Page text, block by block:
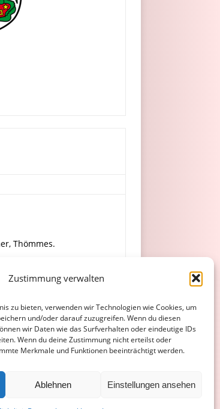
Zustimmung verwalten
zu bieten, verwenden wir Technologien wie Cookies, um
und/oder darauf zuzugreifen. Wenn du diesen
wir Daten wie das Surfverhalten oder eindeutige IDs
Wenn du deine Zustimmung nicht erteilst oder
Merkmale und Funktionen beeinträchtigt werden.
Ablehnen Einstellungen ansehen
Thömmes.
(61. Eckel).
COOKIE-RICHTLINIE (EU)